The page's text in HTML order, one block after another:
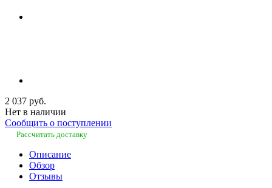
2 037 руб.
Нет в наличии
Сообщить о поступлении
Рассчитать доставку
Описание
Обзор
Отзывы